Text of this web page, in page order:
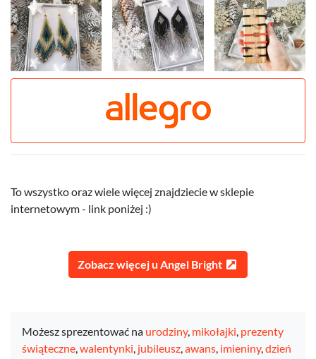
To wszystko oraz wiele więcej znajdziecie w sklepie
internetowym - link poniżej :)
Zobacz więcej u Angel Bright
Możesz sprezentować na urodziny, mikołajki, prezenty
świąteczne,walentynki, jubileusz,awans, imieniny,dzień